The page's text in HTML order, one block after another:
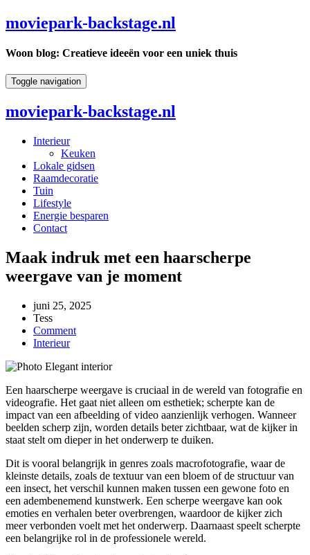
moviepark-backstage.nl
Woon blog: Creatieve ideeën voor een uniek thuis
Toggle navigation
moviepark-backstage.nl
Interieur
Keuken
Lokale gidsen
Raamdecoratie
Tuin
Lifestyle
Energie besparen
Contact
Maak indruk met een haarscherpe
weergave van je moment
juni 25, 2025
Tess
Comment
Interieur
Een haarscherpe weergave is cruciaal in de wereld van fotografie en
videografie. Het gaat niet alleen om esthetiek; scherpte kan de
impact van een afbeelding of video aanzienlijk verhogen. Wanneer
beelden scherp zijn, worden details beter zichtbaar, wat de kijker in
staat stelt om dieper in het onderwerp te duiken.
Dit is vooral belangrijk in genres zoals macrofotografie, waar de
kleinste details, zoals de textuur van een bloem of de structuur van
een insect, het verschil kunnen maken tussen een gewone foto en
een adembenemend kunstwerk. Een scherpe weergave kan ook
emoties en verhalen beter overbrengen, waardoor de kijker zich
meer verbonden voelt met het onderwerp. Daarnaast speelt scherpte
een belangrijke rol in de professionele wereld.